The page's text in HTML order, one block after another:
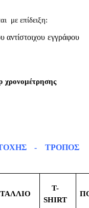
με επίδειξη:
αντίστοιχου εγγράφου
χρονομέτρησης
- ΤΡΟΠΟΣ
T-
SHIRT